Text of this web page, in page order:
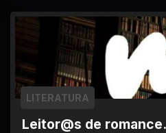
Leitor@s de romance.
LITERATURA